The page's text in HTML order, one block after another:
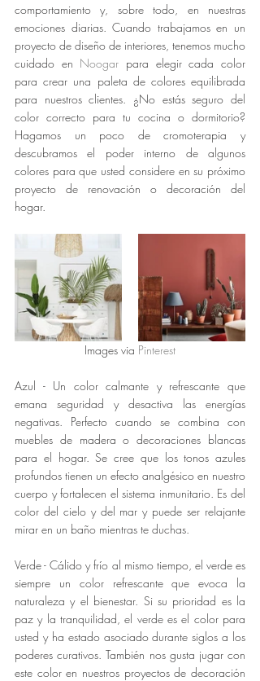
comportamiento y, sobre todo, en nuestras
emociones diarias. Cuando trabajamos en un
proyecto de diseño de interiores, tenemos mucho
cuidado en Noogar para elegir cada color
para crear una paleta de colores equilibrada
para nuestros clientes. ¿No estás seguro del
color correcto para tu cocina o dormitorio?
Hagamos un poco de cromoterapia y
descubramos el poder interno de algunos
colores para que usted considere en su próximo
proyecto de renovación o decoración del
hogar.
Images via Pinterest
Azul - Un color calmante y refrescante que
emana seguridad y desactiva las energías
negativas. Perfecto cuando se combina con
muebles de madera o decoraciones blancas
para el hogar. Se cree que los tonos azules
profundos tienen un efecto analgésico en nuestro
cuerpo y fortalecen el sistema inmunitario. Es del
color del cielo y del mar y puede ser relajante
mirar en un baño mientras te duchas.
Verde - Cálido y frío al mismo tiempo, el verde es
siempre un color refrescante que evoca la
naturaleza y el bienestar. Si su prioridad es la
paz y la tranquilidad, el verde es el color para
usted y ha estado asociado durante siglos a los
poderes curativos. También nos gusta jugar con
este color en nuestros proyectos de decoración